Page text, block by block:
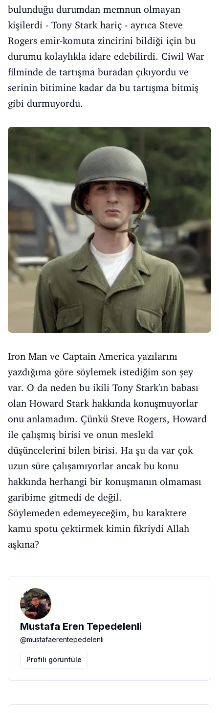
bulunduğu durumdan memnun olmayan
kişilerdi - Tony Stark hariç - ayrıca Steve
Rogers emir-komuta zincirini bildiği için bu
durumu kolaylıkla idare edebilirdi. Ciwil War
filminde de tartışma buradan çıkıyordu ve
serinin bitimine kadar da bu tartışma bitmiş
gibi durmuyordu.
Iron Man ve Captain America yazılarını
yazdığıma göre söylemek istediğim son şey
var. O da neden bu ikili Tony Stark'ın babası
olan Howard Stark hakkında konuşmuyorlar
onu anlamadım. Çünkü Steve Rogers, Howard
ile çalışmış birisi ve onun meslekî
düşüncelerini bilen birisi. Ha şu da var çok
uzun süre çalışamıyorlar ancak bu konu
hakkında herhangi bir konuşmanın olmaması
garibime gitmedi de değil.
Söylemeden edemeyeceğim, bu karaktere
kamu spotu çektirmek kimin fikriydi Allah
aşkına?
Mustafa Eren Tepedelenli
@mustafaerentepedelenli
Profili görüntüle